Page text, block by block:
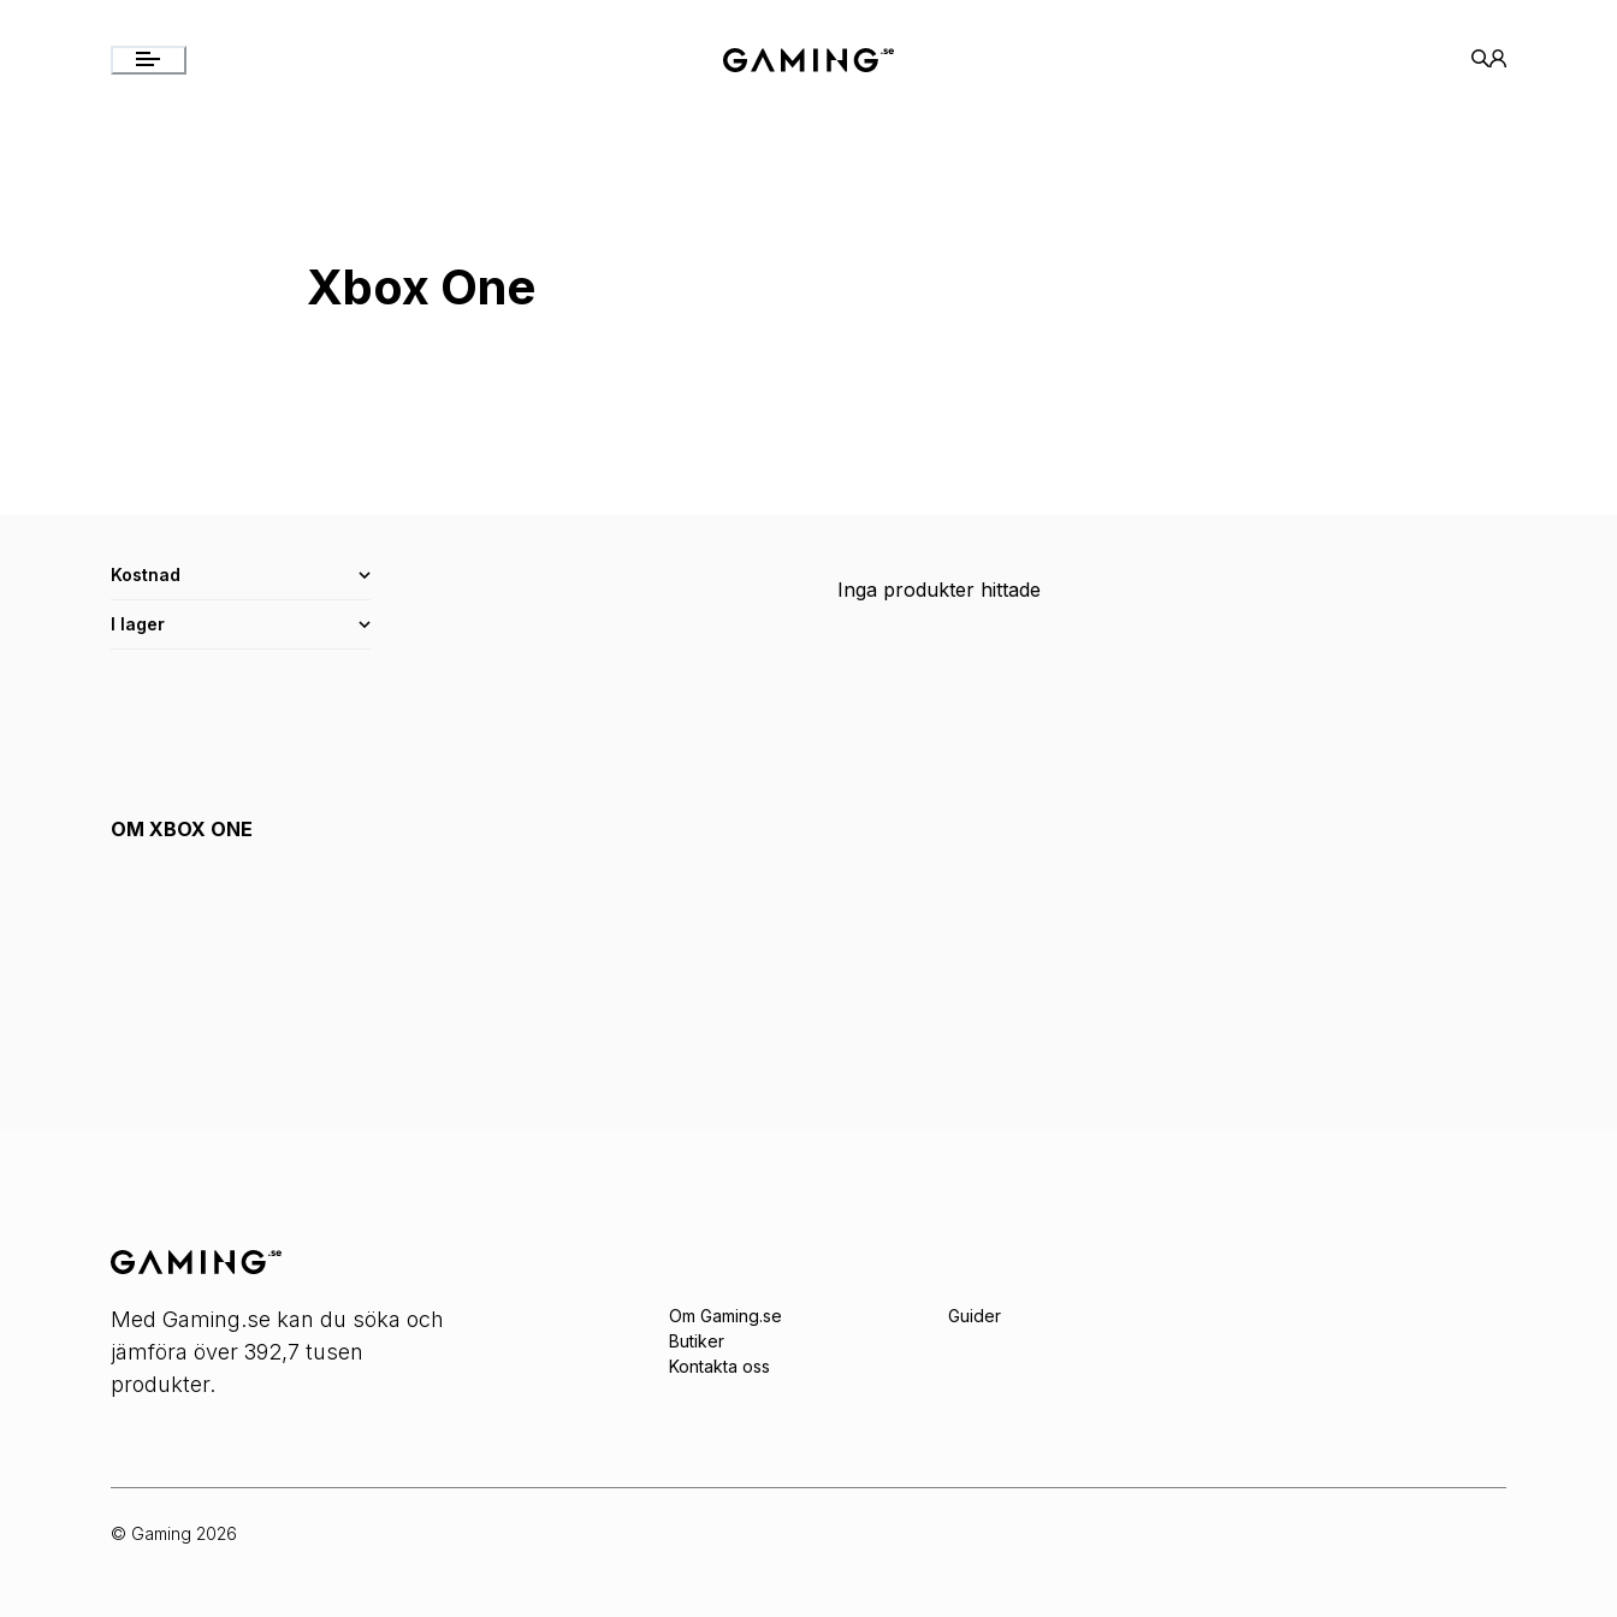
Xbox One
Kostnad
I lager
Inga produkter hittade
OM XBOX ONE
Med Gaming.se kan du söka och
jämföra över 392,7 tusen
produkter.
Om Gaming.se
Butiker
Kontakta oss
Guider
© Gaming 2026